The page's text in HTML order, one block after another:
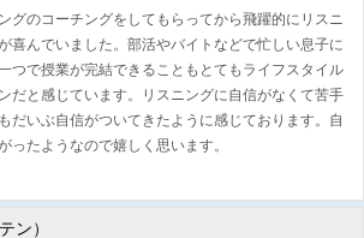
グのコーチングをしてもらってから飛躍的にリスニ
喜んでいました。部活やバイトなどで忙しい息子に
つで授業が完結できることもとてもライフスタイル
だと感じています。リスニングに自信がなくて苦手
だいぶ自信がついてきたように感じております。自
ったようなので嬉しく思います。
ン）